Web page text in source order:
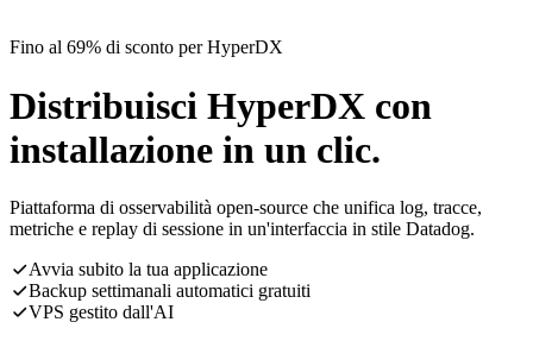
Fino al 69% di sconto per HyperDX
Distribuisci HyperDX con
installazione in un clic.
Piattaforma di osservabilità open-source che unifica log, tracce,
metriche e replay di sessione in un'interfaccia in stile Datadog.
Avvia subito la tua applicazione
Backup settimanali automatici gratuiti
VPS gestito dall'AI